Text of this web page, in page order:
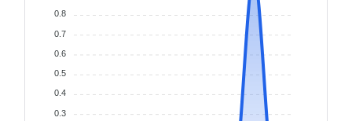
0.8
0.7
0.6
0.5
0.4
0.3